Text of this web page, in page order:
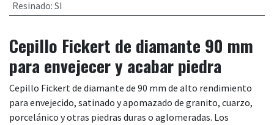
Resinado: SI
Cepillo Fickert de diamante 90 mm
para envejecer y acabar piedra
Cepillo Fickert de diamante de 90 mm de alto rendimiento
para envejecido, satinado y apomazado de granito, cuarzo,
porcelánico y otras piedras duras o aglomeradas. Los